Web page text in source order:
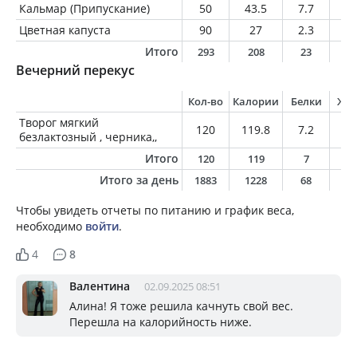
Кальмар (Припускание)
50 43.5 7.7
Цветная капуста
90 27 2.3
Итого
293 208 23
Вечерний перекус
Кол-во Калории Белки
Творог мягкий
безлактозный , черника,,
120 119.8 7.2
Итого
120 119 7
Итого за день 1883 1228 68
Чтобы увидеть отчеты по питанию и график веса,
необходимо войти.
4
8
Валентина 02.09.2025 08:51
Алина! Я тоже решила качнуть свой вес.
Перешла на калорийность ниже.